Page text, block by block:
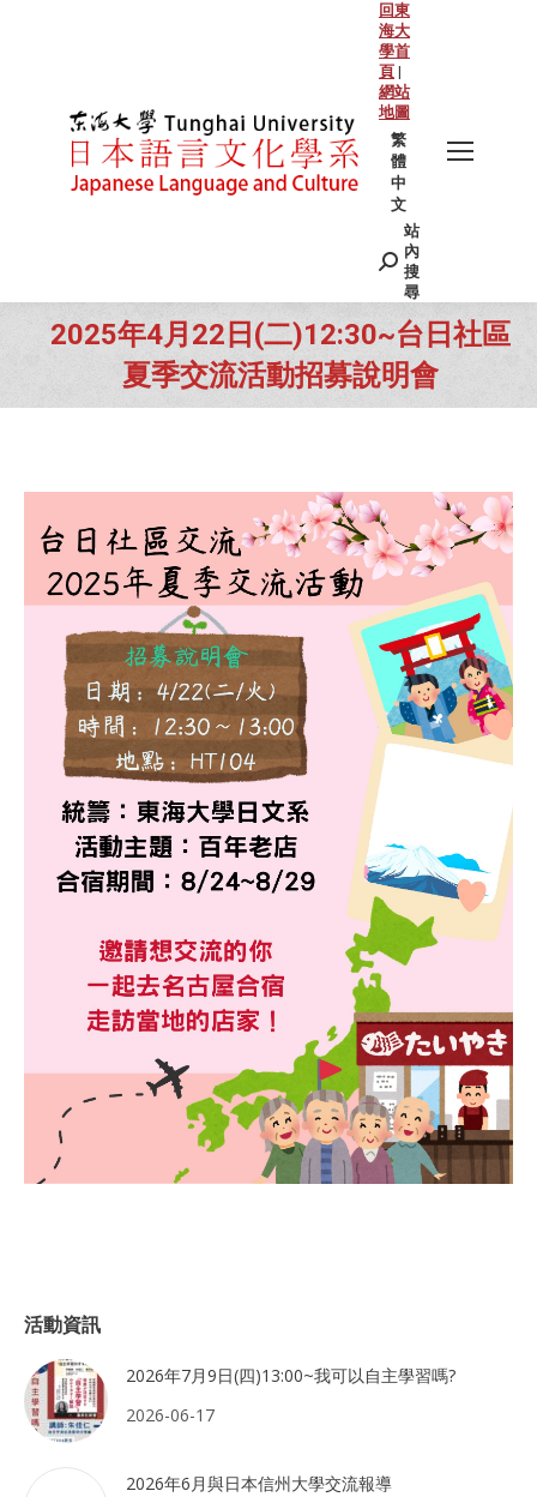
回東
海大
學首
頁 |
網站
地圖
繁
體
中
文
Search:
站
內
搜
尋
2025年4月22日(二)12:30~台日社區
夏季交流活動招募說明會
You are here:
活動資訊
2026年7月9日(四)13:00~我可以自主學習嗎?
2026-06-17
2026年6月與日本信州大學交流報導